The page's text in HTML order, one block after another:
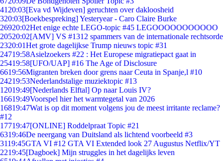
41 20:03[Eva vd Wijdeven] geruchten over dakloosheid
320:03[Boekbespreking] Yesteryear - Caro Claire Burke
26920:02Het enige echte LEGO-topic #45 LEGOOOOOOOOOOO
20520:02[AMV] VS #1312 spammers van de internationale rechtsorde
2320:01Het grote dagelijkse Trump nieuws topic #31
24719:58Asielzoekers #22 : Het Europese migratiepact gaat in
25419:58[UFO/UAP] #16 The Age of Disclosure
6619:56Migranten breken door grens naar Ceuta in Spanje,l #10
24219:53Nederlandstalige muziektopic #13
12019:49[Nederlands Elftal] Op naar Louis IV?
16619:49Voorspel hier het warmtegetal van 2026
16819:47Wat is op dit moment volgens jou de meest irritante reclame?
#12
17719:47[ONLINE] Roddelpraat Topic #21
6319:46De neergang van Duitsland als lichtend voorbeeld #3
3119:45GTA VI #12 GTA VI Extended look 27 Augustus Netflix/YT
2219:45[Dagboek] Mijn struggles in het dagelijks leven